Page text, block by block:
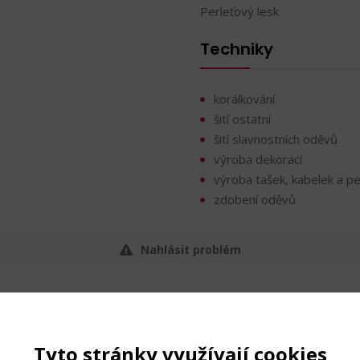
Perleťový lesk
Techniky
korálkování
šití ostatní
šití slavnostních oděvů
výroba dekorací
výroba tašek, kabelek a
zdobení oděvů
Nahlásit problém
Tyto stránky využívají cookies